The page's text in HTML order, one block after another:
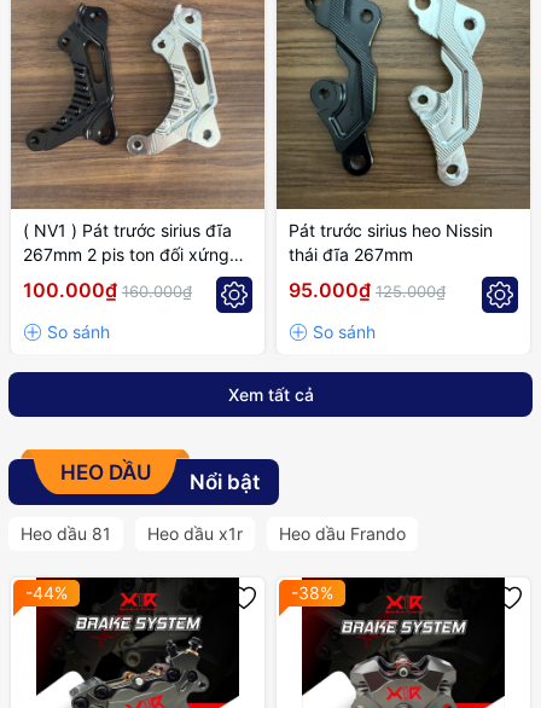
( NV1 ) Pát trước sirius đĩa
267mm 2 pis ton đối xứng
cánh gió
100.000₫ 160.000₫
Pát trước sirius heo Nissin
thái đĩa 267mm
95.000₫ 125.000₫
Xem tất cả
HEO DẦU Nổi bật
Heo dầu 81 Heo dầu x1r Heo dầu Frando
-44% -38%